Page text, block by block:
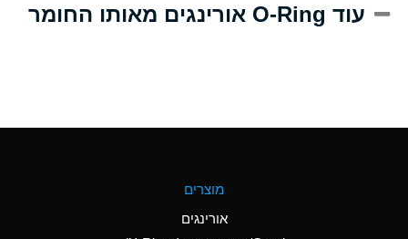
(Aqueous)
Aluminum Nitrate
עוד O-Ring אורינגים מאותו החומר
מוצרים
אורינגים